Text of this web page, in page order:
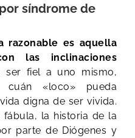
síndrome de
razonable es aquella
las inclinaciones
ser fiel a uno mismo,
cuán «loco» pueda
digna de ser vivida.
la historia de la
parte de Diógenes y